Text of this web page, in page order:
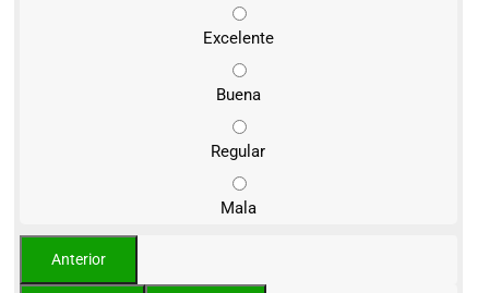
Excelente
Buena
Regular
Mala